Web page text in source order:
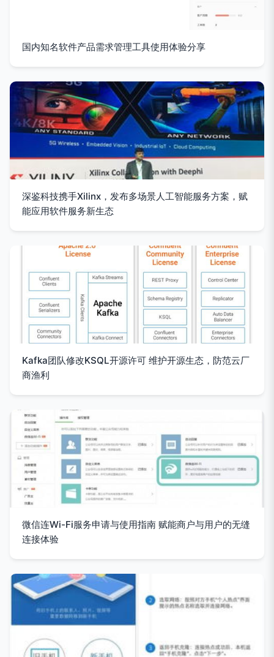
国内知名软件产品需求管理工具使用体验分享
深鉴科技携手Xilinx，发布多场景人工智能服务方案，赋
能应用软件服务新生态
Kafka团队修改KSQL开源许可 维护开源生态，防范云厂
商渔利
微信连Wi-Fi服务申请与使用指南 赋能商户与用户的无缝
连接体验